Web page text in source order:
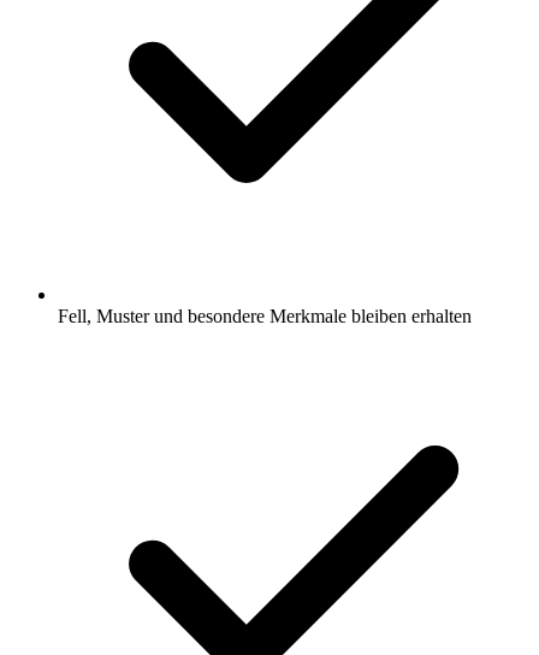
Fell, Muster und besondere Merkmale bleiben erhalten